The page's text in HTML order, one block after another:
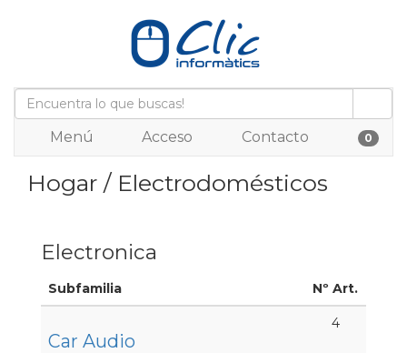
Menú Acceso Contacto 0
Hogar / Electrodomésticos
Electronica
Subfamilia Nº Art.
Car Audio
4